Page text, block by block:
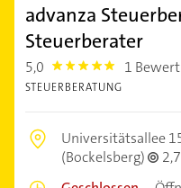
advanza
Steuerberater
5,0 5.0 1
STEUERBERATUNG
Universitätsallee
(Bockelsberg)